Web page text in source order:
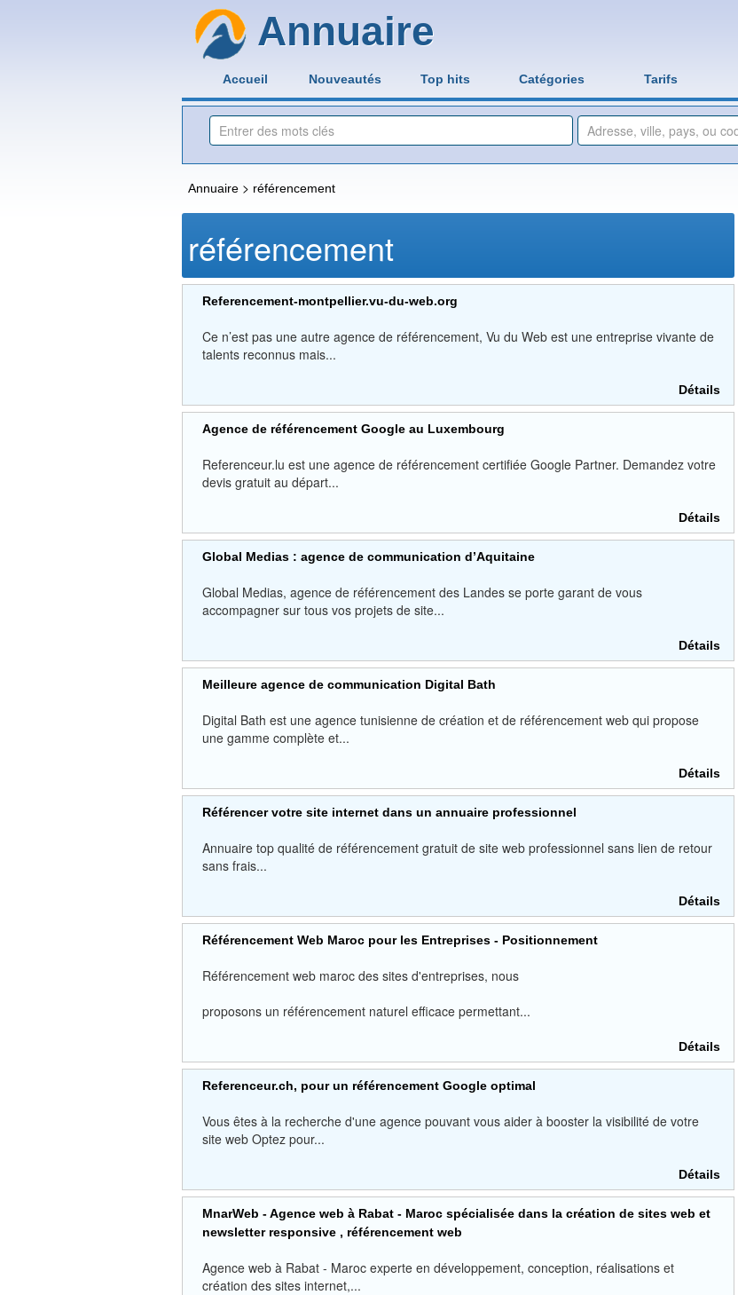
Annuaire
Accueil Nouveautés Top hits Catégories Tarifs
Annuaire > référencement
référencement
Referencement-montpellier.vu-du-web.org
Ce n’est pas une autre agence de référencement, Vu du Web est une entreprise vivante de
talents reconnus mais...
Détails
Agence de référencement Google au Luxembourg
Referenceur.lu est une agence de référencement certifiée Google Partner. Demandez votre
devis gratuit au départ...
Détails
Global Medias : agence de communication d’Aquitaine
Global Medias, agence de référencement des Landes se porte garant de vous
accompagner sur tous vos projets de site...
Détails
Meilleure agence de communication Digital Bath
Digital Bath est une agence tunisienne de création et de référencement web qui propose
une gamme complète et...
Détails
Référencer votre site internet dans un annuaire professionnel
Annuaire top qualité de référencement gratuit de site web professionnel sans lien de retour
sans frais...
Détails
Référencement Web Maroc pour les Entreprises - Positionnement
Référencement web maroc des sites d'entreprises, nous
proposons un référencement naturel efficace permettant...
Détails
Referenceur.ch, pour un référencement Google optimal
Vous êtes à la recherche d'une agence pouvant vous aider à booster la visibilité de votre
site web Optez pour...
Détails
MnarWeb - Agence web à Rabat - Maroc spécialisée dans la création de sites web et
newsletter responsive , référencement web
Agence web à Rabat - Maroc experte en développement, conception, réalisations et
création des sites internet,...